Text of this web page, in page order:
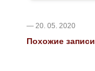
— 20. 05. 2020
Похожие